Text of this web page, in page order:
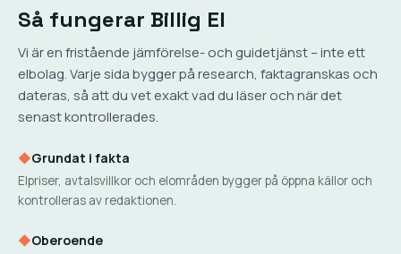
Så fungerar Billig El
Vi är en fristående jämförelse- och guidetjänst – inte ett
elbolag. Varje sida bygger på research, faktagranskas och
dateras, så att du vet exakt vad du läser och när det
senast kontrollerades.
◆Grundat i fakta
Elpriser, avtalsvillkor och elområden bygger på öppna källor och
kontrolleras av redaktionen.
◆Oberoende